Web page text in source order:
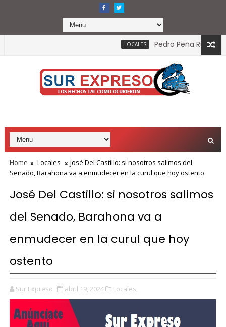
LOCALES Pedro Peña Rubio: ¿es
Home Locales
José Del Castillo: si nosotros salimos del
Senado, Barahona va a enmudecer en la curul que hoy ostento
José Del Castillo: si nosotros salimos
del Senado, Barahona va a
enmudecer en la curul que hoy
ostento
Sur Expreso abril 19, 2024 Locales,